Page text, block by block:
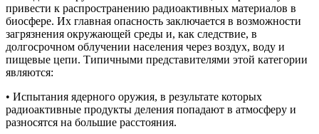
привести к распространению радиоактивных материалов в
биосфере. Их главная опасность заключается в возможности
загрязнения окружающей среды и, как следствие, в
долгосрочном облучении населения через воздух, воду и
пищевые цепи. Типичными представителями этой категории
являются:
• Испытания ядерного оружия, в результате которых
радиоактивные продукты деления попадают в атмосферу и
разносятся на большие расстояния.